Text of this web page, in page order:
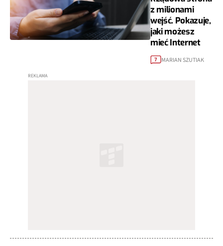
z milionami
wejść. Pokazuje,
jaki możesz
mieć Internet
7 MARIAN SZUTIAK